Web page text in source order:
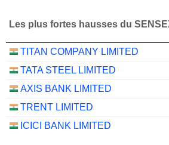
Les plus fortes hausses du
TITAN COMPANY LIMITED
TATA STEEL LIMITED
AXIS BANK LIMITED
TRENT LIMITED
ICICI BANK LIMITED